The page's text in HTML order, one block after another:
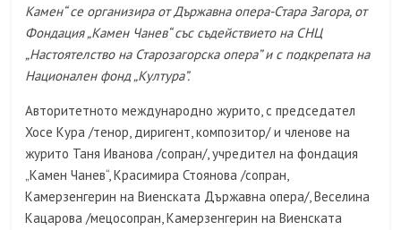
Камен“ се организира от Държавна опера-Стара Загора, от
Фондация „Камен Чанев“ със съдействието на СНЦ
„Настоятелство на Старозагорска опера” и с подкрепата на
Национален фонд „Култура”.
Авторитетното международно журито, с председател
Хосе Кура /тенор, диригент, композитор/ и членове на
журито Таня Иванова /сопран/, учредител на фондация
„Камен Чанев“, Красимира Стоянова /сопран,
Камерзенгерин на Виенската Държавна опера/, Веселина
Кацарова /мецосопран, Камерзенгерин на Виенската